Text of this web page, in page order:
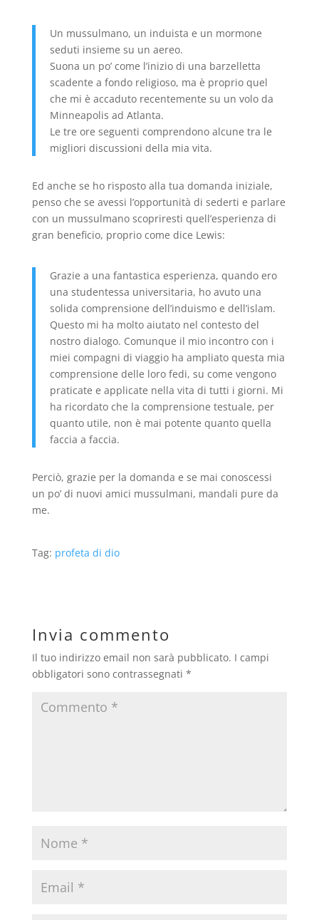
Un mussulmano, un induista e un mormone
seduti insieme su un aereo.
Suona un po’ come l’inizio di una barzelletta
scadente a fondo religioso, ma è proprio quel
che mi è accaduto recentemente su un volo da
Minneapolis ad Atlanta.
Le tre ore seguenti comprendono alcune tra le
migliori discussioni della mia vita.
Ed anche se ho risposto alla tua domanda iniziale,
penso che se avessi l’opportunità di sederti e parlare
con un mussulmano scopriresti quell’esperienza di
gran beneficio, proprio come dice Lewis:
Grazie a una fantastica esperienza, quando ero
una studentessa universitaria, ho avuto una
solida comprensione dell’induismo e dell’islam.
Questo mi ha molto aiutato nel contesto del
nostro dialogo. Comunque il mio incontro con i
miei compagni di viaggio ha ampliato questa mia
comprensione delle loro fedi, su come vengono
praticate e applicate nella vita di tutti i giorni. Mi
ha ricordato che la comprensione testuale, per
quanto utile, non è mai potente quanto quella
faccia a faccia.
Perciò, grazie per la domanda e se mai conoscessi
un po’ di nuovi amici mussulmani, mandali pure da
me.
Tag: profeta di dio
Invia commento
Il tuo indirizzo email non sarà pubblicato. I campi
obbligatori sono contrassegnati *